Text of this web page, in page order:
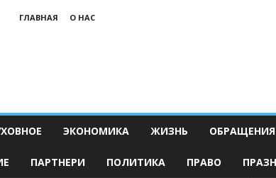
ГЛАВНАЯ
О НАС
ЭКОНОМИКА ЖИЗНЬ ОБРАЩЕНИЯ
ПАРТНЕРИ ПОЛИТИКА ПРАВО